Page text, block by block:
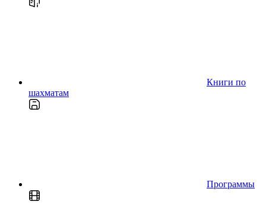
Книги по
шахматам
Программы